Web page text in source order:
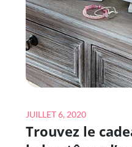
Posted
on
JUILLET 6, 2020
Trouvez le